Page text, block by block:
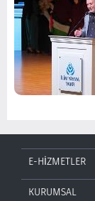
E-HİZMETLER
KURUMSAL